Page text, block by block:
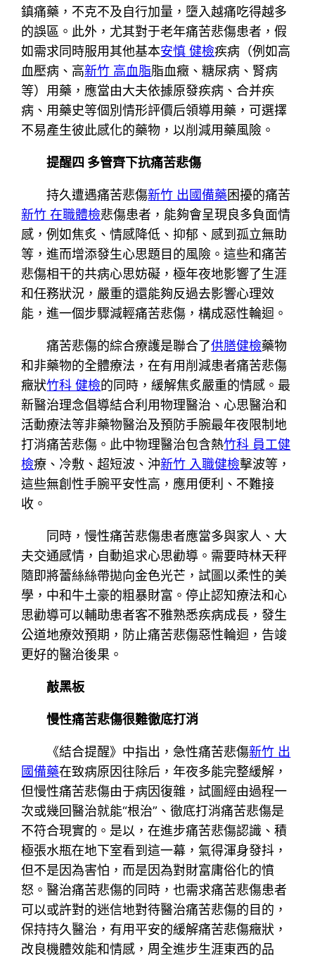
鎮痛藥，不克不及自行加量，墮入越痛吃得越多
的誤區。此外，尤其對于老年痛苦悲傷患者，假
如需求同時服用其他基本安慎 健檢疾病（例如高
血壓病、高新竹 高血脂脂血癥、糖尿病、腎病
等）用藥，應當由大夫依據原發疾病、合并疾
病、用藥史等個別情形評價后領導用藥，可選擇
不易產生彼此感化的藥物，以削減用藥風險。
提醒四 多管齊下抗痛苦悲傷
持久遭遇痛苦悲傷新竹 出國備藥困擾的痛苦
新竹 在職體檢悲傷患者，能夠會呈現良多負面情
感，例如焦炙、情感降低、抑郁、感到孤立無助
等，進而增添發生心思題目的風險。這些和痛苦
悲傷相干的共病心思妨礙，極年夜地影響了生涯
和任務狀況，嚴重的還能夠反過去影響心理效
能，進一個步驟減輕痛苦悲傷，構成惡性輪迴。
痛苦悲傷的綜合療護是聯合了供膳健檢藥物
和非藥物的全體療法，在有用削減患者痛苦悲傷
癥狀竹科 健檢的同時，緩解焦炙嚴重的情感。最
新醫治理念倡導結合利用物理醫治、心思醫治和
活動療法等非藥物醫治及預防手腕最年夜限制地
打消痛苦悲傷。此中物理醫治包含熱竹科 員工健
檢療、冷敷、超短波、沖新竹 入職健檢擊波等，
這些無創性手腕平安性高，應用便利、不難接
收。
同時，慢性痛苦悲傷患者應當多與家人、大
夫交通感情，自動追求心思勸導。需要時林天秤
隨即將蕾絲絲帶拋向金色光芒，試圖以柔性的美
學，中和牛土豪的粗暴財富。停止認知療法和心
思勸導可以輔助患者客不雅熟悉疾病成長，發生
公道地療效預期，防止痛苦悲傷惡性輪迴，告竣
更好的醫治後果。
敲黑板
慢性痛苦悲傷很難徹底打消
《結合提醒》中指出，急性痛苦悲傷新竹 出
國備藥在致病原因往除后，年夜多能完整緩解，
但慢性痛苦悲傷由于病因復雜，試圖經由過程一
次或幾回醫治就能“根治”、徹底打消痛苦悲傷是
不符合現實的。是以，在進步痛苦悲傷認識、積
極張水瓶在地下室看到這一幕，氣得渾身發抖，
但不是因為害怕，而是因為對財富庸俗化的憤
怒。醫治痛苦悲傷的同時，也需求痛苦悲傷患者
可以或許對的迷信地對待醫治痛苦悲傷的目的，
保持持久醫治，有用平安的緩解痛苦悲傷癥狀，
改良機體效能和情感，周全進步生涯東西的品